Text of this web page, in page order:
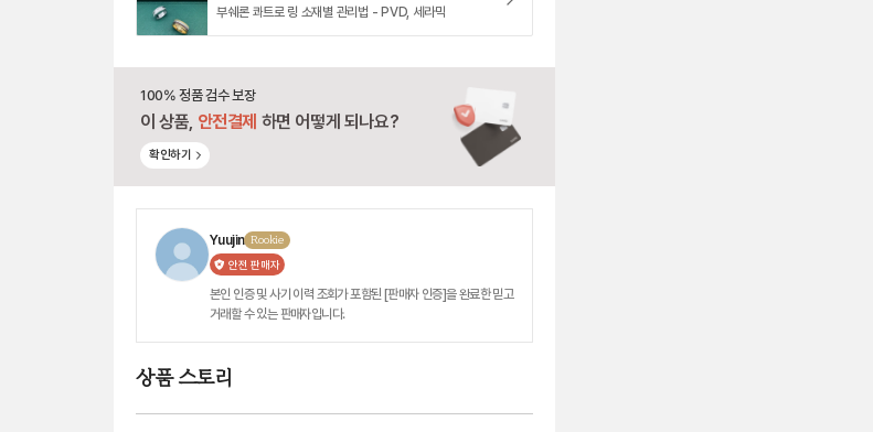
부쉐론 콰트로 링 소재별 관리법 - PVD, 세라믹
100% 정품 검수 보장
이 상품, 안전결제 하면 어떻게 되나요?
확인하기
Yuujin Rookie
안전 판매자
본인 인증 및 사기 이력 조회가 포함된 [판매자 인증]을 완료한 믿고
거래할 수 있는 판매자입니다.
상품 스토리